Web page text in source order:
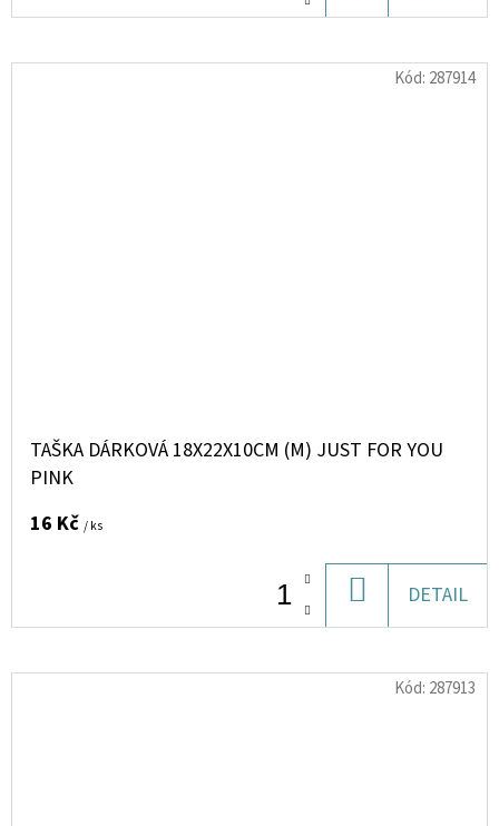
KOŠÍKU
TAŠKA DÁRKOVÁ 18X22X10CM (M) JUST FOR YOU
PINK
16 Kč / ks
KOŠÍKU
DETAIL
Kód: 287914
Kód: 287913